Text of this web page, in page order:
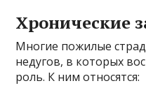
Хронические
Многие пожилые
недугов, в которых
роль. К ним относятся: